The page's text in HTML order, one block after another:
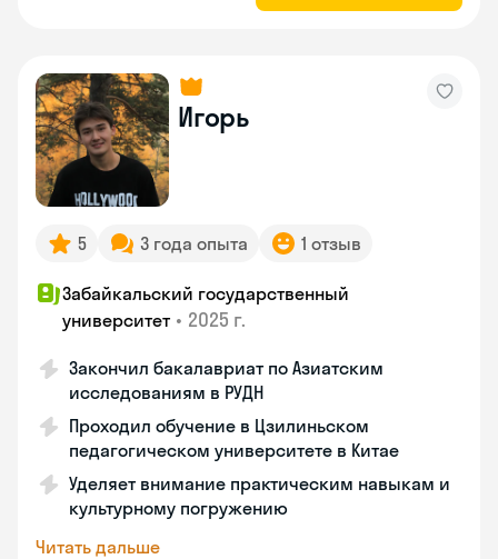
Игорь
5 3 года опыта 1 отзыв
Забайкальский государственный
университет • 2025 г.
Закончил бакалавриат по Азиатским
исследованиям в РУДН
Проходил обучение в Цзилиньском
педагогическом университете в Китае
Уделяет внимание практическим навыкам и
культурному погружению
Читать дальше